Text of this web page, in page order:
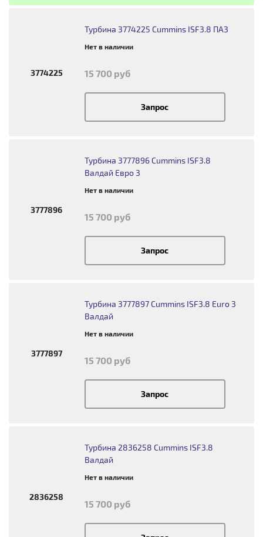
3774225
Турбина 3774225 Cummins ISF3.8 ПАЗ
Нет в наличии
15 700 руб
Запрос
3777896
Турбина 3777896 Cummins ISF3.8
Валдай Евро 3
Нет в наличии
15 700 руб
Запрос
3777897
Турбина 3777897 Cummins ISF3.8 Euro 3
Валдай
Нет в наличии
15 700 руб
Запрос
2836258
Турбина 2836258 Cummins ISF3.8
Валдай
Нет в наличии
15 700 руб